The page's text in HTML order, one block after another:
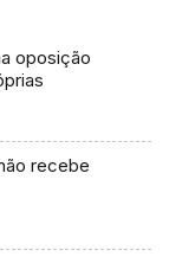
oposição
recebe